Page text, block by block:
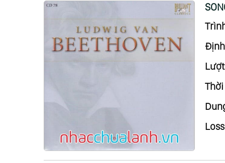
10.
Overtures
12.Orchestral Works - Organ Works
13.Dances Vol.1
16.
Chamber Music For Flute Vol.1
18.Chamber Music For Flute Vol.2
19.Septet Op.20 & Sextet Op.81B